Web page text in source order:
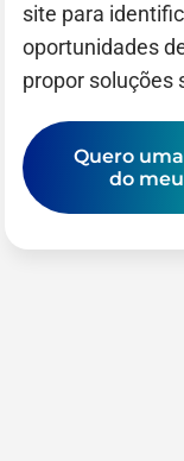
site para
oportunidades
propor soluções
Quero
do